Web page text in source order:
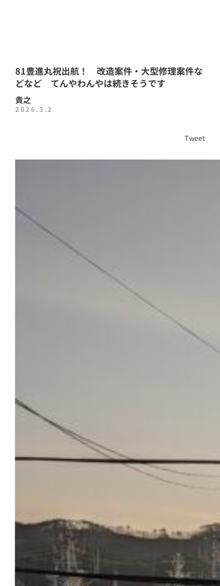
81豊進丸祝出航！ 改造案件・大型修理案件な
どなど てんやわんやは続きそうです
貴之
2026.3.2
Tweet